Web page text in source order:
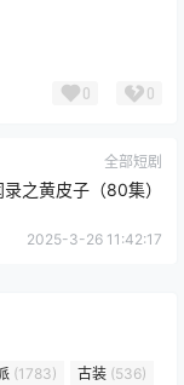
0 0
全部短剧
之黄皮子（80集）
2025-3-26 11:42:17
(1783) 古装 (536)